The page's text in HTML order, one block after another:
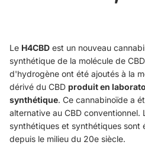
Le H4CBD est un nouveau
synthétique de la molécule de
d'hydrogène ont été ajoutés à la
dérivé du CBD produit en
synthétique. Ce cannabinoïde a
alternative au CBD conventionnel.
synthétiques et synthétiques sont
depuis le milieu du 20e siècle.